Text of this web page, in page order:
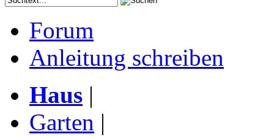
Forum
Anleitung schreiben
Haus |
Garten |